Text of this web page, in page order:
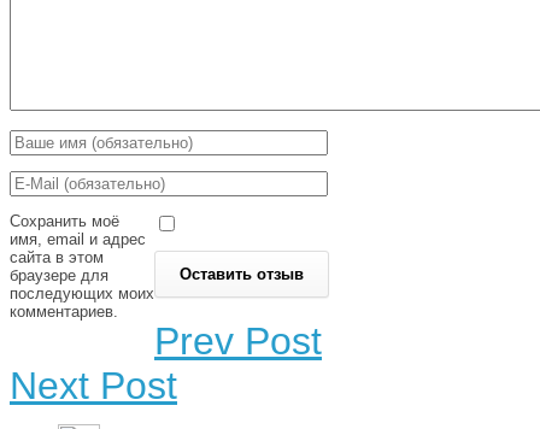
Сохранить моё
имя, email и адрес
сайта в этом
браузере для
последующих моих
комментариев.
Prev Post
Next Post